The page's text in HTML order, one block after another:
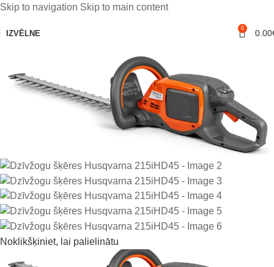
Skip to navigation Skip to main content
IZVĒLNE
0 0.00
Jaunums!
Noklikšķiniet, lai palielinātu